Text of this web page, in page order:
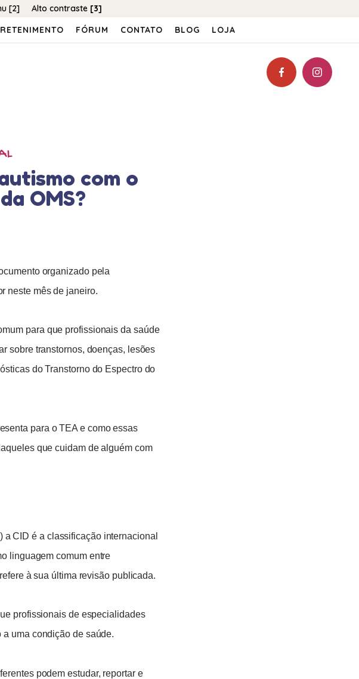
[2] Alto contraste [3]
FÓRUM CONTATO BLOG LOJA
com o
OMS?
organizado pela
neste mês de janeiro.
para que profissionais da saúde
sobre transtornos, doenças, lesões
do Transtorno do Espectro do
para o TEA e como essas
que cuidam de alguém com
CID é a classificação internacional
linguagem comum entre
à sua última revisão publicada.
profissionais de especialidades
uma condição de saúde.
podem estudar, reportar e